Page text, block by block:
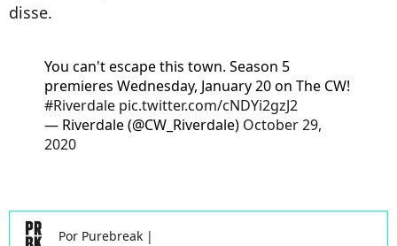
disse.
You can't escape this town. Season 5
premieres Wednesday, January 20 on The CW!
#Riverdale pic.twitter.com/cNDYi2gzJ2
— Riverdale (@CW_Riverdale) October 29,
2020
Por Purebreak |